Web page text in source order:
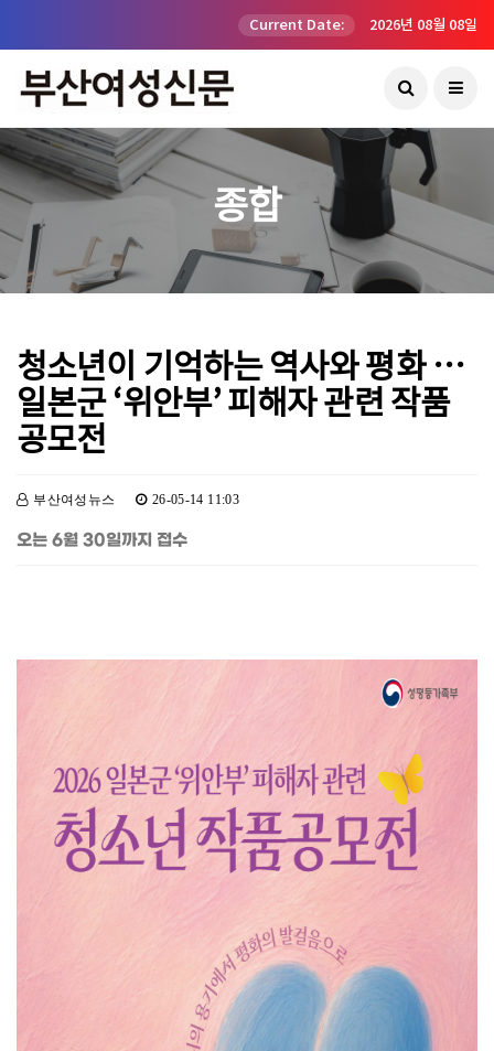
Current Date: 2026년 08월 08일
종합
청소년이 기억하는 역사와 평화 …
일본군 ‘위안부’ 피해자 관련 작품
공모전
부산여성뉴스 26-05-14 11:03
오는 6월 30일까지 접수